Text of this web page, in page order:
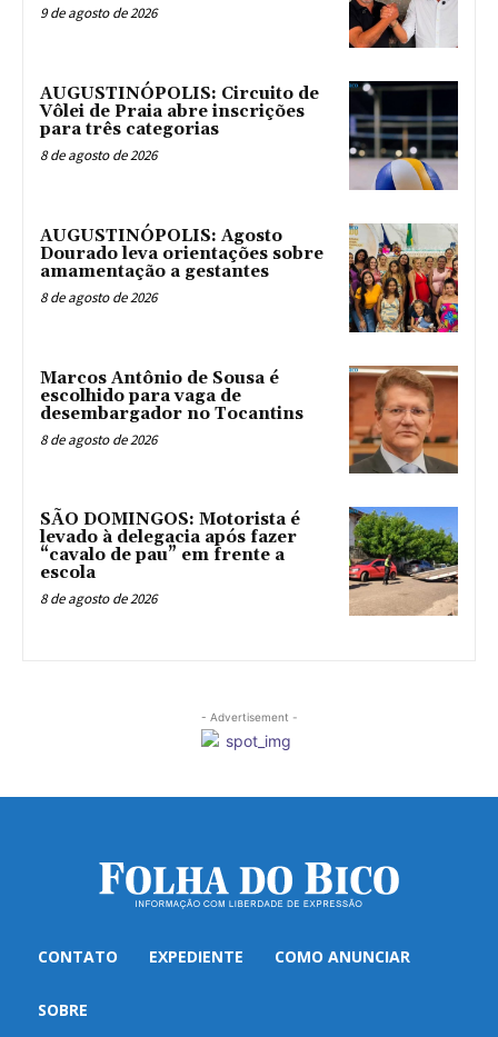
9 de agosto de 2026
AUGUSTINÓPOLIS: Circuito de
Vôlei de Praia abre inscrições
para três categorias
8 de agosto de 2026
AUGUSTINÓPOLIS: Agosto
Dourado leva orientações sobre
amamentação a gestantes
8 de agosto de 2026
Marcos Antônio de Sousa é
escolhido para vaga de
desembargador no Tocantins
8 de agosto de 2026
SÃO DOMINGOS: Motorista é
levado à delegacia após fazer
“cavalo de pau” em frente a
escola
8 de agosto de 2026
- Advertisement -
CONTATO EXPEDIENTE COMO ANUNCIAR
SOBRE